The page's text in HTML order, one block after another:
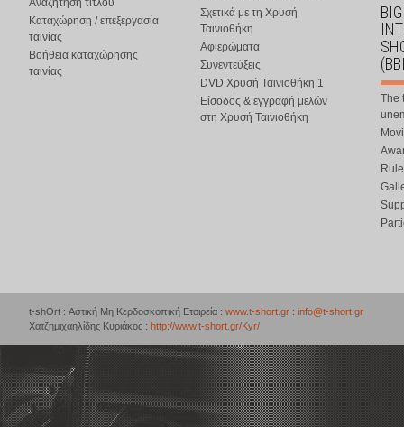
Αναζήτηση τίτλου
Καταχώρηση / επεξεργασία
ταινίας
Βοήθεια καταχώρησης
ταινίας
Σχετικά με τη Χρυσή
Ταινιοθήκη
Αφιερώματα
Συνεντεύξεις
DVD Χρυσή Ταινιοθήκη 1
Είσοδος & εγγραφή μελών
στη Χρυσή Ταινιοθήκη
The
t-shOrt : Αστική Μη Κερδοσκοπική Εταιρεία : www.t-short.gr : info@t-short.gr
Χατζημιχαηλίδης Κυριάκος : http://www.t-short.gr/Kyr/